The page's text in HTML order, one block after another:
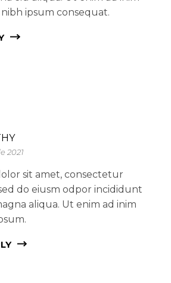
ipsum consequat.
2021
sit amet, consectetur
do eiusm odpor incididunt
aliqua. Ut enim ad inim